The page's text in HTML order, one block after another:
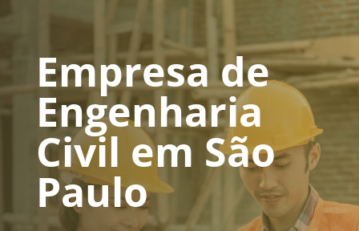
Empresa de
Engenharia
Civil em São
Paulo